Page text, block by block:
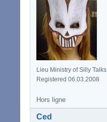
Lieu Ministry of Silly Talks
Registered 06.03.2008
Hors ligne
Ced